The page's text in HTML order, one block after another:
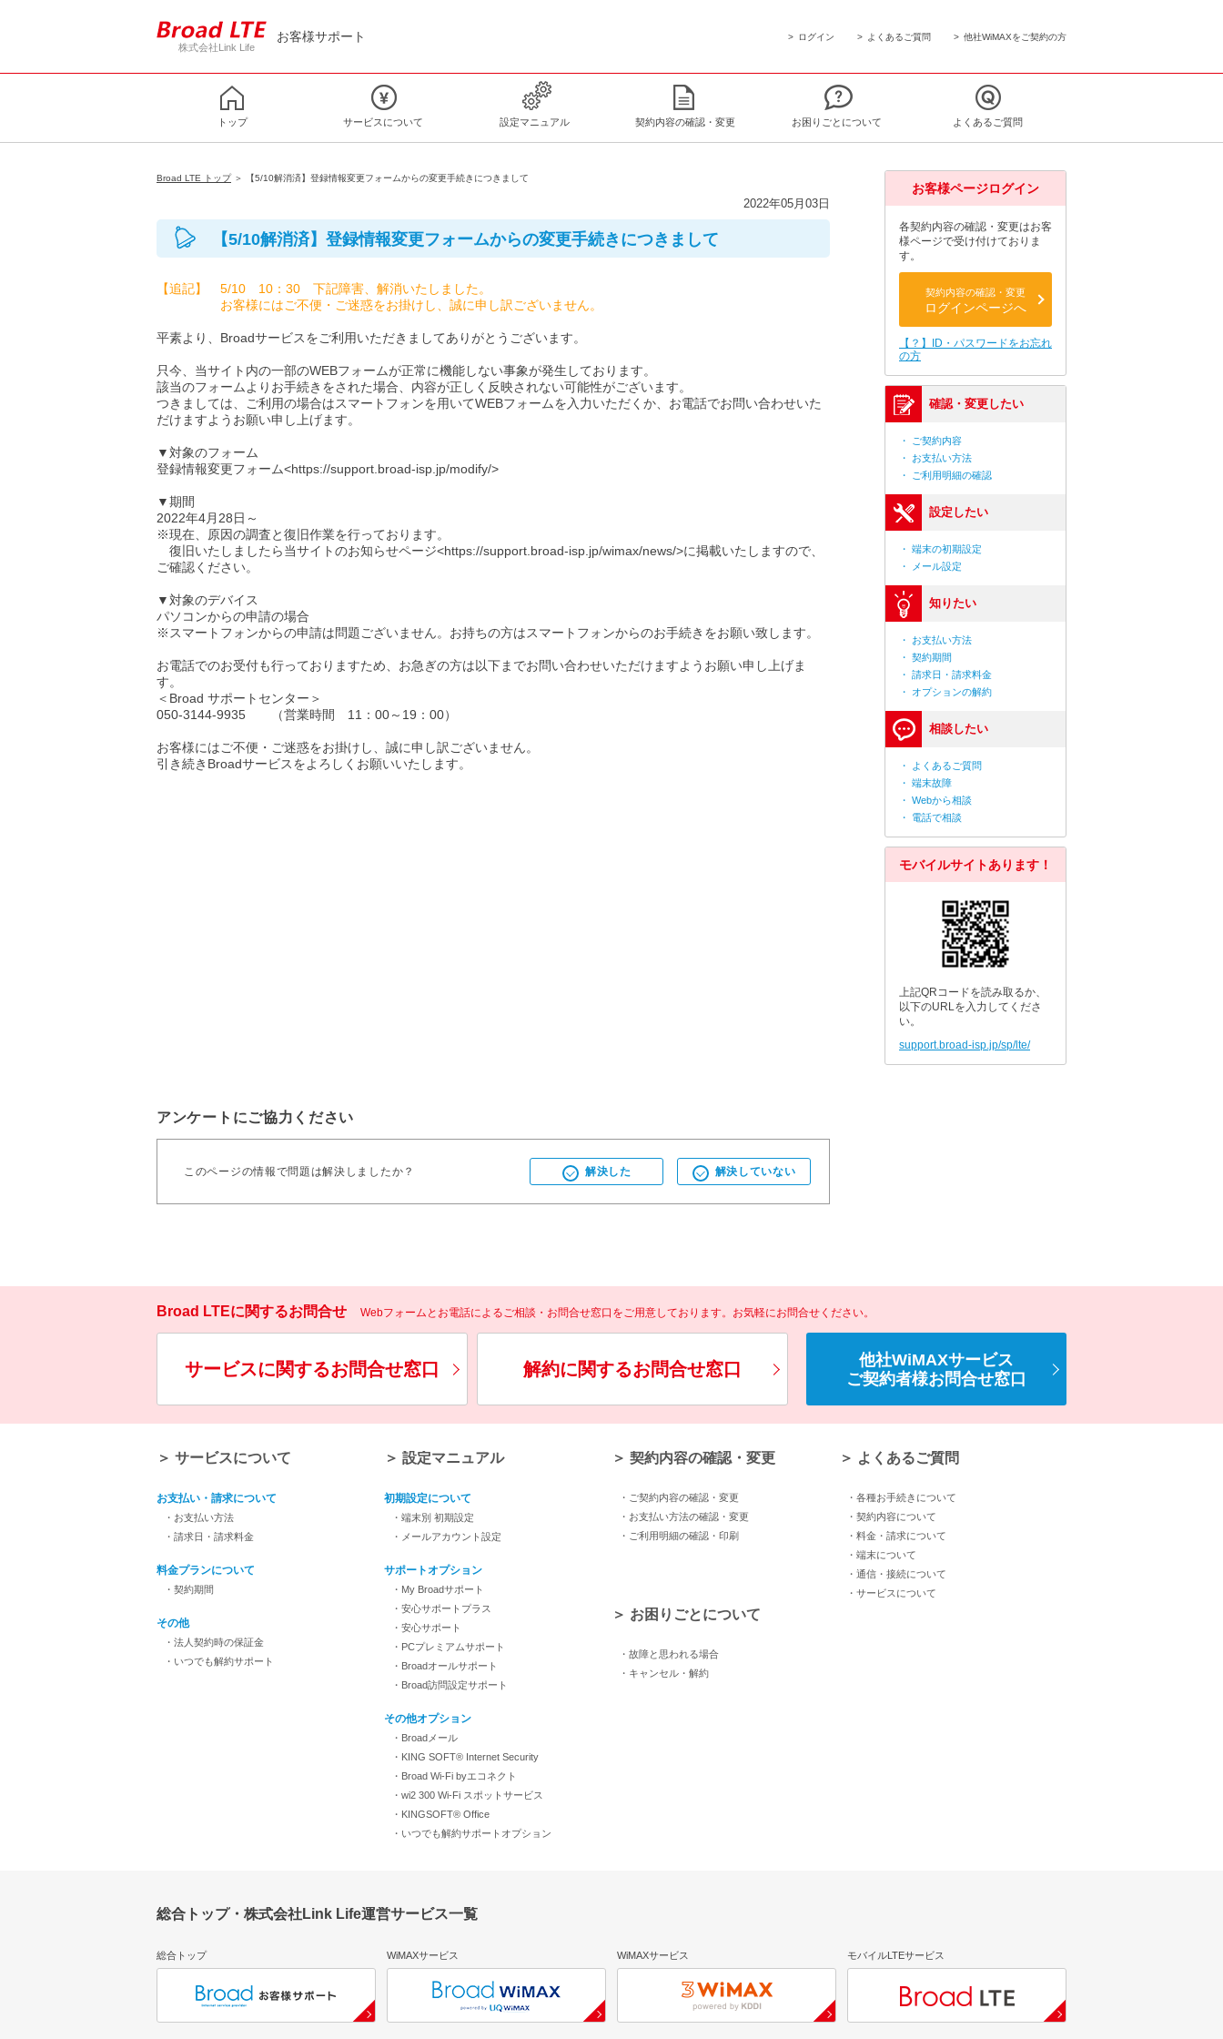
株式会社Link Life
お客様サポート ログイン よくあるご質問 他社WiMAXをご契約の方
トップ サービスについて 設定マニュアル 契約内容の確認・変更 お困りごとについて よくあるご質問
お客様ページログイン
各契約内容の確認・変更はお客
様ページで受け付けておりま
す。
契約内容の確認・変更
ログインページへ
【？】ID・パスワードをお忘れ
の方
確認・変更したい
・ ご契約内容
・ お支払い方法
・ ご利用明細の確認
設定したい
・ 端末の初期設定
・ メール設定
知りたい
・ お支払い方法
・ 契約期間
・ 請求日・請求料金
・ オプションの解約
相談したい
・ よくあるご質問
・ 端末故障
・ Webから相談
・ 電話で相談
モバイルサイトあります！
上記QRコードを読み取るか、
以下のURLを入力してくださ
い。
support.broad-isp.jp/sp/lte/
Broad LTE トップ＞ 【5/10解消済】登録情報変更フォームからの変更手続きにつきまして
2022年05月03日
【5/10解消済】登録情報変更フォームからの変更手続きにつきまして
【追記】 5/10 10：30 下記障害、解消いたしました。
お客様にはご不便・ご迷惑をお掛けし、誠に申し訳ございません。
平素より、Broadサービスをご利用いただきましてありがとうございます。
只今、当サイト内の一部のWEBフォームが正常に機能しない事象が発生しております。
該当のフォームよりお手続きをされた場合、内容が正しく反映されない可能性がございます。
つきましては、ご利用の場合はスマートフォンを用いてWEBフォームを入力いただくか、お電話でお問い合わせいた
だけますようお願い申し上げます。
▼対象のフォーム
登録情報変更フォーム<https://support.broad-isp.jp/modify/>
▼期間
2022年4月28日～
※現在、原因の調査と復旧作業を行っております。
復旧いたしましたら当サイトのお知らせページ<https://support.broad-isp.jp/wimax/news/>に掲載いたしますので、
ご確認ください。
▼対象のデバイス
パソコンからの申請の場合
※スマートフォンからの申請は問題ございません。お持ちの方はスマートフォンからのお手続きをお願い致します。
お電話でのお受付も行っておりますため、お急ぎの方は以下までお問い合わせいただけますようお願い申し上げま
す。
＜Broad サポートセンター＞
050-3144-9935 （営業時間 11：00～19：00）
お客様にはご不便・ご迷惑をお掛けし、誠に申し訳ございません。
引き続きBroadサービスをよろしくお願いいたします。
アンケートにご協力ください
このページの情報で問題は解決しましたか？ 解決した 解決していない
Broad LTEに関するお問合せ Webフォームとお電話によるご相談・お問合せ窓口をご用意しております。お気軽にお問合せください。
サービスに関するお問合せ窓口 解約に関するお問合せ窓口
他社WiMAXサービス
ご契約者様お問合せ窓口
＞ サービスについて
お支払い・請求について
・お支払い方法
・請求日・請求料金
料金プランについて
・契約期間
その他
・法人契約時の保証金
・いつでも解約サポート
＞ 設定マニュアル
初期設定について
・端末別 初期設定
・メールアカウント設定
サポートオプション
・My Broadサポート
・安心サポートプラス
・安心サポート
・PCプレミアムサポート
・Broadオールサポート
・Broad訪問設定サポート
その他オプション
・Broadメール
・KING SOFT® Internet Security
・Broad Wi-Fi byエコネクト
・wi2 300 Wi-Fi スポットサービス
・KINGSOFT® Office
・いつでも解約サポートオプション
＞ 契約内容の確認・変更
・ご契約内容の確認・変更
・お支払い方法の確認・変更
・ご利用明細の確認・印刷
＞ お困りごとについて
・故障と思われる場合
・キャンセル・解約
＞ よくあるご質問
・各種お手続きについて
・契約内容について
・料金・請求について
・端末について
・通信・接続について
・サービスについて
総合トップ・株式会社Link Life運営サービス一覧
総合トップ WiMAXサービス WiMAXサービス モバイルLTEサービス